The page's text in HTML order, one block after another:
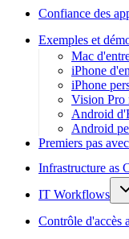
Confiance des
Exemples et
Mac
iPhone
iPhone
Vision Pro
Android
Android
Premiers pas
Infrastructure as
IT Workflows
Contrôle d'accès